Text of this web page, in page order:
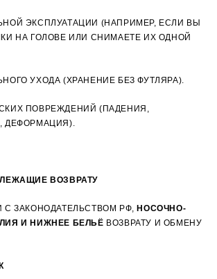
ЭКСПЛУАТАЦИИ (НАПРИМЕР, ЕСЛИ ВЫ
НА ГОЛОВЕ ИЛИ СНИМАЕТЕ ИХ ОДНОЙ
УХОДА (ХРАНЕНИЕ БЕЗ ФУТЛЯРА).
ПОВРЕЖДЕНИЙ (ПАДЕНИЯ,
ДЕФОРМАЦИЯ).
ВОЗВРАТУ
С ЗАКОНОДАТЕЛЬСТВОМ РФ, НОСОЧНО-
И НИЖНЕЕ БЕЛЬЁ ВОЗВРАТУ И ОБМЕНУ